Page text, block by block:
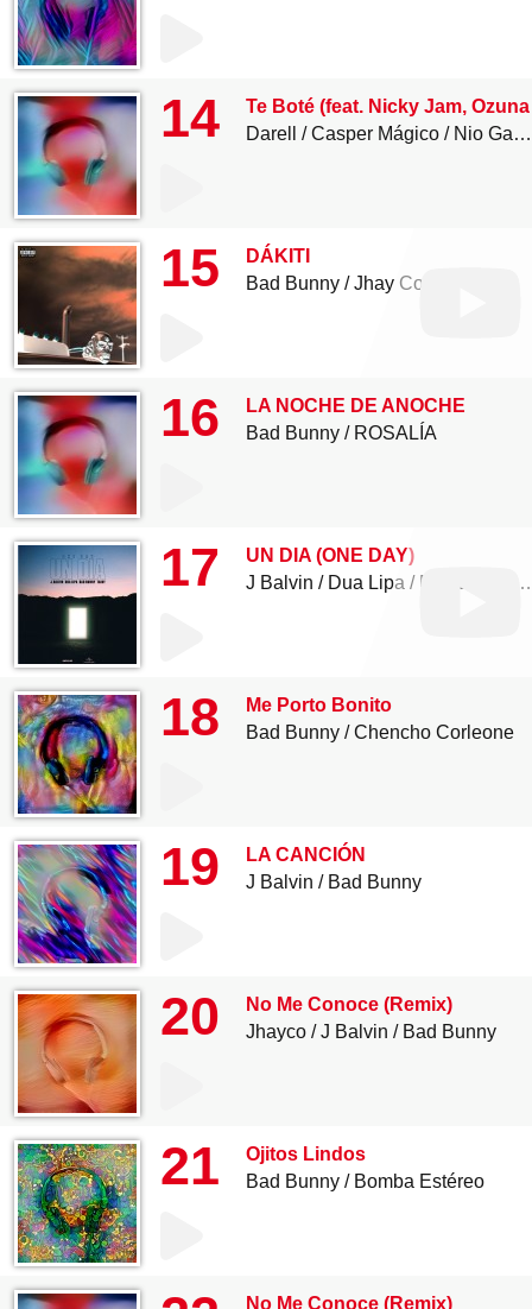
14
Te Boté (feat. Nicky Jam,
Darell
Casper Mágico Nio García
15
DÁKITI
Bad Bunny
Jhay Cortez
16
LA NOCHE DE ANOCHE
Bad Bunny
ROSALÍA
17
UN DIA (ONE DAY)
J Balvin
Dua Lipa Bad Bunny
18
Me Porto Bonito
Bad Bunny
Chencho Corleone
19
LA CANCIÓN
J Balvin
Bad Bunny
20
No Me Conoce (Remix)
Jhayco
J Balvin Bad Bunny
21
Ojitos Lindos
Bad Bunny
Bomba Estéreo
No Me Conoce (Remix)